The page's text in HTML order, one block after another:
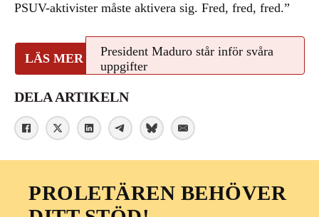
PSUV-aktivister måste aktivera sig. Fred, fred, fred.”
President Maduro står inför svåra
uppgifter
DELA ARTIKELN
PROLETÄREN BEHÖVER